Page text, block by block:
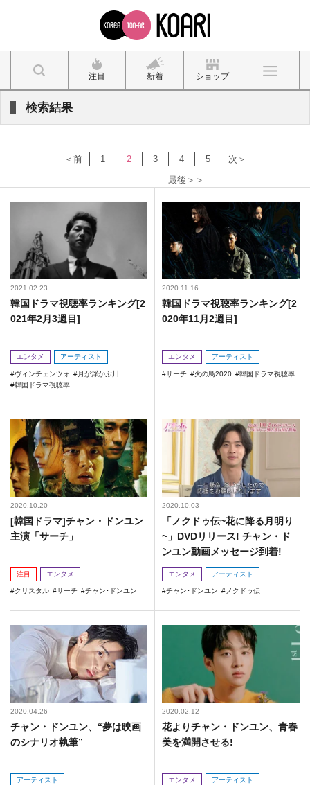
注目 新着 ショップ
検索結果
＜前 1 2 3 4 5
次＞
最後＞＞
2021.02.23
韓国ドラマ視聴率ランキング[2
021年2月3週目]
エンタメ アーティスト
ヴィンチェンツォ
月が浮かぶ川
韓国ドラマ視聴率
2020.11.16
韓国ドラマ視聴率ランキング[2
020年11月2週目]
エンタメ アーティスト
サーチ 火の鳥2020 韓国ドラマ視聴率
2020.10.20
[韓国ドラマ]チャン・ドンユン
主演「サーチ」
注目 エンタメ
クリスタル サーチ チャン･ドンユン
2020.10.03
「ノクドゥ伝~花に降る月明り
~」DVDリリース! チャン・ド
ンユン動画メッセージ到着!
エンタメ アーティスト
チャン･ドンユン ノクドゥ伝
2020.04.26
チャン・ドンユン、“夢は映画
のシナリオ執筆”
アーティスト
2020.02.12
​花よりチャン・ドンユン、青春
美を満開させる!
エンタメ アーティスト